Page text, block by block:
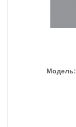
Модель: